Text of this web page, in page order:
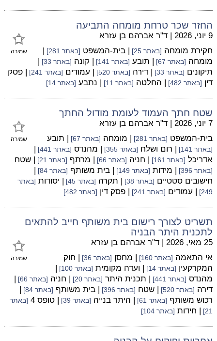
החזר שכר טרחת מומחה התביעה
שמירה
9 יוני, 2026 | ד"ר אברהם בן עזרא
חקירת מומחה [באתר 25] | בית-המשפט [באתר 281]
|
מומחה [באתר 67] | תובע [באתר 141] | קונה [באתר 33]
|
תיקונים [באתר 33] | דירה [באתר 520] | עמודים [באתר 241]
| פסק
דין [באתר 482] | החלטה [באתר 11] | נתבע [באתר 14]
שטח חתך העמוד לעומת מודול החתך
שמירה
7 יוני, 2026 | ד"ר אברהם בן עזרא
בית-המשפט [באתר 281] | מומחה [באתר 67] | תובע
[באתר 141] | רום ושלח [באתר 355] | מהנדס [באתר 441]
|
אדריכל [באתר 161] | חניה [באתר 66] | מרתף [באתר 21] | שטח
[באתר 396] | מידות [באתר 149] | בית משותף [באתר 84]
|
חישובים סטטיים [באתר 38] | תקרה [באתר 45] | יסודות [באתר
249]
| עמודים [באתר 241] | פסק דין [באתר 482]
תשריט לצורך רישום בית משותף חייב להתאים
לתכנית היתר הבניה
שמירה
25 מאי, 2026 | ד"ר אברהם בן עזרא
אי התאמה [באתר 160] | מחסן [באתר 36]
| חוק
המקרקעין [באתר 14] | ועדה מקומית [באתר 100]
|
מהנדס [באתר 441] | תכנית היתר [באתר 20] | חניה [באתר 66]
|
דירה [באתר 520] | שטח [באתר 396] | בית משותף [באתר 84]
|
רכוש משותף [באתר 61] | היתר בנייה [באתר 39] | טופס 4
[באתר
21]
| חידות [באתר 104]